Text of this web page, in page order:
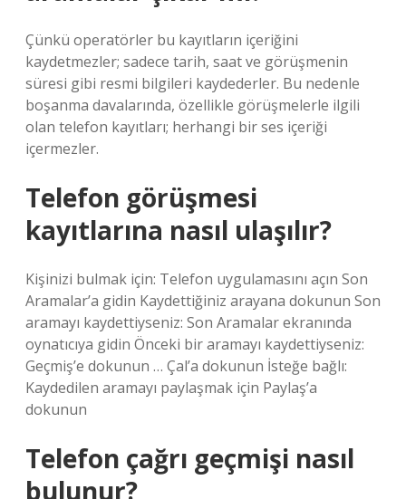
Çünkü operatörler bu kayıtların içeriğini
kaydetmezler; sadece tarih, saat ve görüşmenin
süresi gibi resmi bilgileri kaydederler. Bu nedenle
boşanma davalarında, özellikle görüşmelerle ilgili
olan telefon kayıtları; herhangi bir ses içeriği
içermezler.
Telefon görüşmesi
kayıtlarına nasıl ulaşılır?
Kişinizi bulmak için: Telefon uygulamasını açın Son
Aramalar’a gidin Kaydettiğiniz arayana dokunun Son
aramayı kaydettiyseniz: Son Aramalar ekranında
oynatıcıya gidin Önceki bir aramayı kaydettiyseniz:
Geçmiş’e dokunun … Çal’a dokunun İsteğe bağlı:
Kaydedilen aramayı paylaşmak için Paylaş’a
dokunun
Telefon çağrı geçmişi nasıl
bulunur?